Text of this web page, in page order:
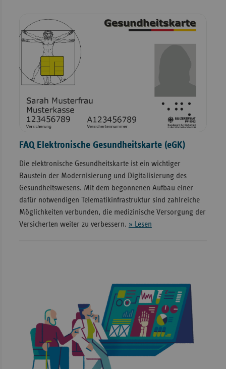
FAQ Elektronische Gesundheitskarte (eGK)
Die elektronische Gesundheitskarte ist ein wichtiger
Baustein der Modernisierung und Digitalisierung des
Gesundheitswesens. Mit dem begonnenen Aufbau einer
dafür notwendigen Telematikinfrastruktur sind zahlreiche
Möglichkeiten verbunden, die medizinische Versorgung der
Versicherten weiter zu verbessern. » Lesen